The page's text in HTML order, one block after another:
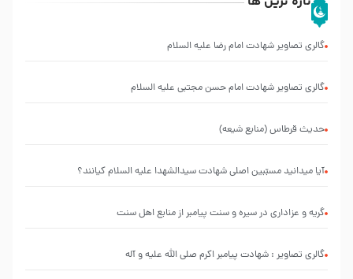
گالری تصاویر شهادت امام رضا علیه السلام
گالری تصاویر شهادت امام حسن مجتبی علیه السلام
حدیث قرطاس (منابع شیعه)
آیا میدانید مسبّبین اصلی شهادت سیدالشهدا علیه ‌السلام کیانند؟
گریه و عزاداری در سیره و سنت پیامبر از منابع اهل سنت
گالری تصاویر : شهادت پیامبر اکرم صلی الله علیه و آله